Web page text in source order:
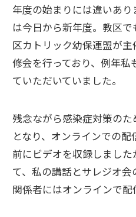
年度の始まりには違いあ
は今日から新年度。教区
区カトリック幼保連盟が
修会を行っており、例年私
ていただいていました。
残念ながら感染症対策の
となり、オンラインでの
前にビデオを収録しまし
て、私の講話とサレジオ会
関係者にはオンラインで配